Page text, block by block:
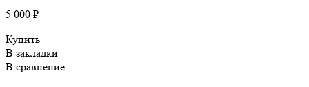
5 000 ₽
Купить
В закладки
В сравнение